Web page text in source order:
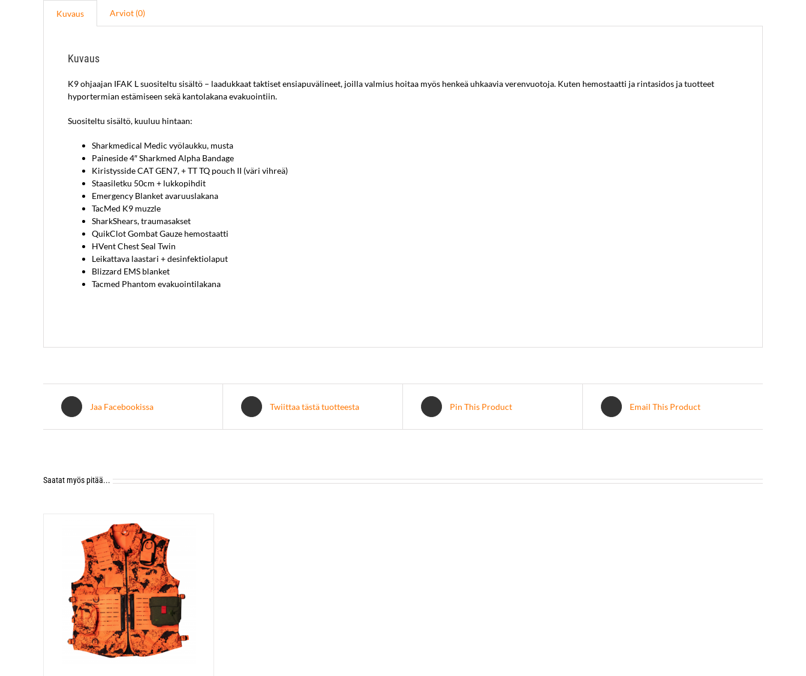
Kuvaus Arviot (0)
Kuvaus
K9 ohjaajan IFAK L suositeltu sisältö – laadukkaat taktiset ensiapuvälineet, joilla valmius hoitaa myös henkeä uhkaavia verenvuotoja. Kuten hemostaatti ja rintasidos ja tuotteet
hyportermian estämiseen sekä kantolakana evakuointiin.
Suositeltu sisältö, kuuluu hintaan:
Sharkmedical Medic vyölaukku, musta
Paineside 4″ Sharkmed Alpha Bandage
Kiristysside CAT GEN7, + TT TQ pouch II (väri vihreä)
Staasiletku 50cm + lukkopihdit
Emergency Blanket avaruuslakana
TacMed K9 muzzle
SharkShears, traumasakset
QuikClot Gombat Gauze hemostaatti
HVent Chest Seal Twin
Leikattava laastari + desinfektiolaput
Blizzard EMS blanket
Tacmed Phantom evakuointilakana
Jaa Facebookissa Twiittaa tästä tuotteesta Pin This Product Email This Product
Saatat myös pitää...